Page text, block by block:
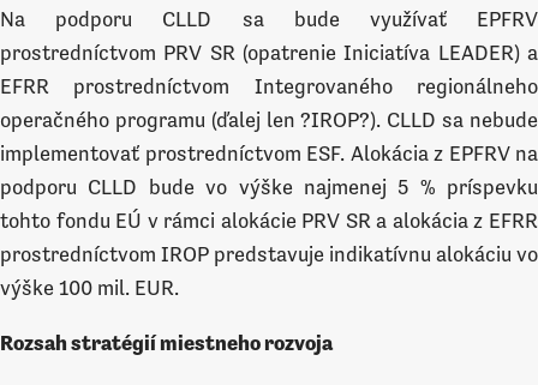
Na podporu CLLD sa bude využívať EPFRV
prostredníctvom PRV SR (opatrenie Iniciatíva LEADER) a
EFRR prostredníctvom Integrovaného regionálneho
operačného programu (ďalej len ?IROP?). CLLD sa nebude
implementovať prostredníctvom ESF. Alokácia z EPFRV na
podporu CLLD bude vo výške najmenej 5 % príspevku
tohto fondu EÚ v rámci alokácie PRV SR a alokácia z EFRR
prostredníctvom IROP predstavuje indikatívnu alokáciu vo
výške 100 mil. EUR.
Rozsah stratégií miestneho rozvoja